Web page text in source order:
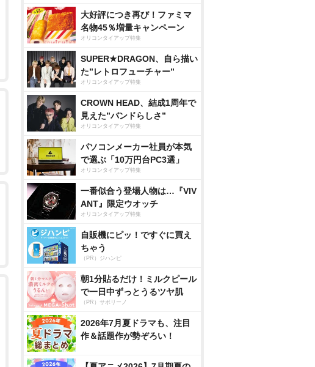
大好評につき再び！ファミマ
名物45％増量キャンペーン
オリコンタイアップ特集
SUPER★DRAGON、自ら描い
た”レトロフューチャー”
オリコンタイアップ特集
CROWN HEAD、結成1周年で
見えた”バンドらしさ”
オリコンタイアップ特集
パソコンメーカー社員が本気
で選ぶ「10万円台PC3選」
オリコンタイアップ特集
一番似合う登場人物は…『VIV
ANT』限定ウオッチ
オリコンタイアップ特集
自販機にピッ！ですぐに買え
ちゃう
（PR）ジハンピ
朝1分貼るだけ！ミルクピール
で一日中ずっとうるツヤ肌
（PR）サボリーノ
2026年7月夏ドラマも、注目
作＆話題作が勢ぞろい！